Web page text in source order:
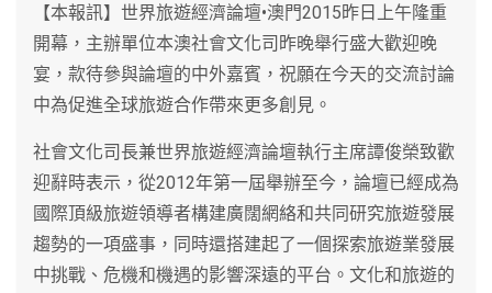
【本報訊】世界旅遊經濟論壇•澳門2015昨日上午隆重
開幕，主辦單位本澳社會文化司昨晚舉行盛大歡迎晚
宴，款待參與論壇的中外嘉賓，祝願在今天的交流討論
中為促進全球旅遊合作帶來更多創見。
社會文化司長兼世界旅遊經濟論壇執行主席譚俊榮致歡
迎辭時表示，從2012年第一屆舉辦至今，論壇已經成為
國際頂級旅遊領導者構建廣闊網絡和共同研究旅遊發展
趨勢的一項盛事，同時還搭建起了一個探索旅遊業發展
中挑戰、危機和機遇的影響深遠的平台。文化和旅遊的